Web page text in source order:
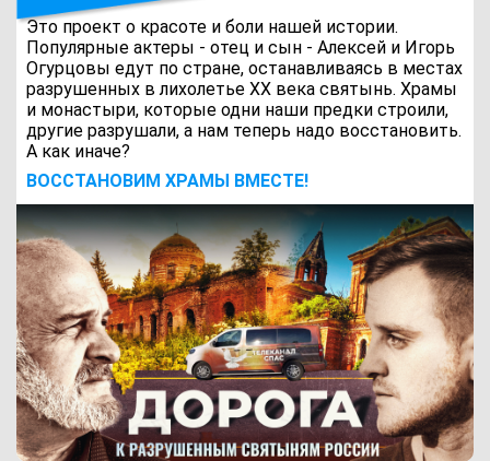
Это проект о красоте и боли нашей истории.
Популярные актеры - отец и сын - Алексей и Игорь
Огурцовы едут по стране, останавливаясь в местах
разрушенных в лихолетье ХХ века святынь. Храмы
и монастыри, которые одни наши предки строили,
другие разрушали, а нам теперь надо восстановить.
А как иначе?
ВОCСТАНОВИМ ХРАМЫ ВМЕСТЕ!